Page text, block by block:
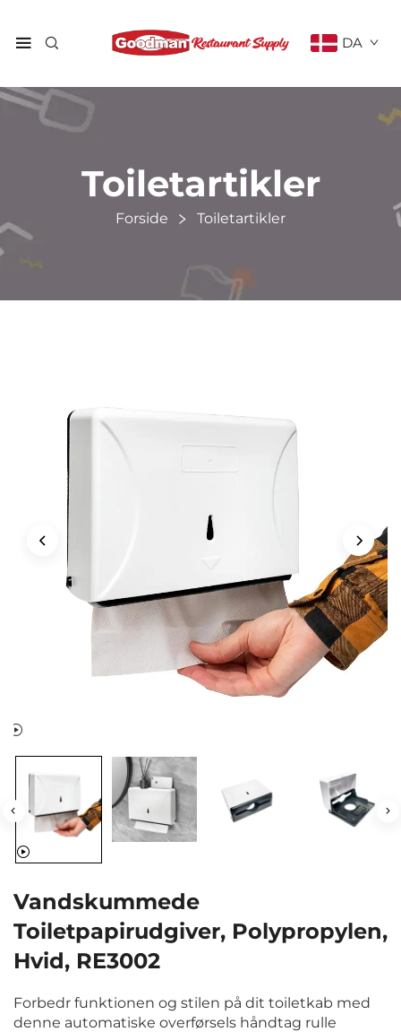
DA
Toiletartikler
Forside Toiletartikler
Vandskummede
Toiletpapirudgiver, Polypropylen,
Hvid, RE3002
Forbedr funktionen og stilen på dit toiletkab med
denne automatiske overførsels håndtag rulle